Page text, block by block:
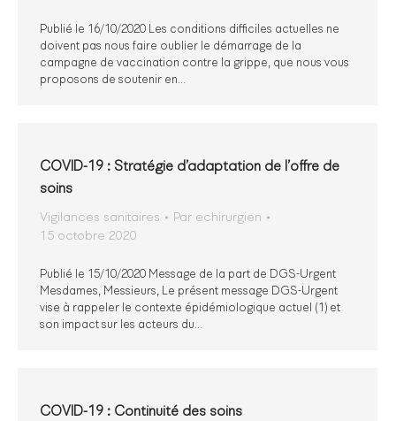
Publié le 16/10/2020 Les conditions difficiles actuelles ne
doivent pas nous faire oublier le démarrage de la
campagne de vaccination contre la grippe, que nous vous
proposons de soutenir en…
COVID-19 : Stratégie d’adaptation de l’offre de
soins
Vigilances sanitaires Par echirurgien
15 octobre 2020
Publié le 15/10/2020 Message de la part de DGS-Urgent
Mesdames, Messieurs, Le présent message DGS-Urgent
vise à rappeler le contexte épidémiologique actuel (1) et
son impact sur les acteurs du…
COVID-19 : Continuité des soins